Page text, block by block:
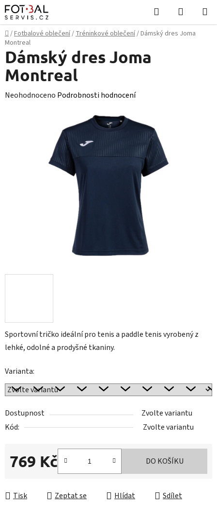
Přejít
na
obsah
Hledat
KOŠÍK
Domů
/Fotbalové oblečení/Tréninkové oblečení/Dámský dres Joma
Montreal
Sportovní tričko ideální pro tenis a paddle tenis vyrobený z
lehké, odolné a prodyšné tkaniny.
Varianta:
Dostupnost
Zvolte variantu
Kód:
Zvolte variantu
769 Kč DO KOŠÍKU
Tisk Zeptat se Hlídat Sdílet
Dámský dres Joma
Montreal
Průměrné
Neohodnoceno Podrobnosti hodnocení